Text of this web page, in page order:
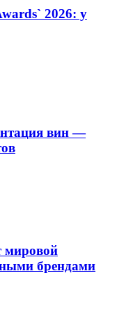
2026: у
вин —
мировой
брендами